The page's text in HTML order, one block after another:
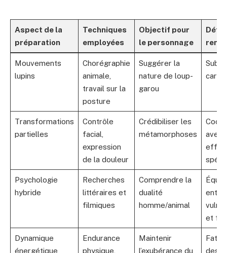
Aspect de la
préparation
Techniques
employées
Objectif pour
le personnage
Défis
Mouvements
lupins
Chorégraphie
animale,
travail sur la
posture
Suggérer la
nature de loup-
garou
Transformations
partielles
Contrôle
facial,
expression
de la douleur
Crédibiliser les
métamorphoses
avec
Psychologie
hybride
Recherches
littéraires et
filmiques
Comprendre la
dualité
homme/animal
entre
et
Dynamique
énergétique
Endurance
physique,
Maintenir
l’exubérance du
des